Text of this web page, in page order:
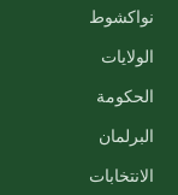
نواكشوط
الولايات
الحكومة
البرلمان
الانتخابات